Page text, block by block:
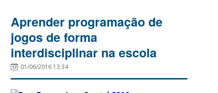
Aprender programação de
jogos de forma
interdisciplinar na escola
01/06/2016 13:34